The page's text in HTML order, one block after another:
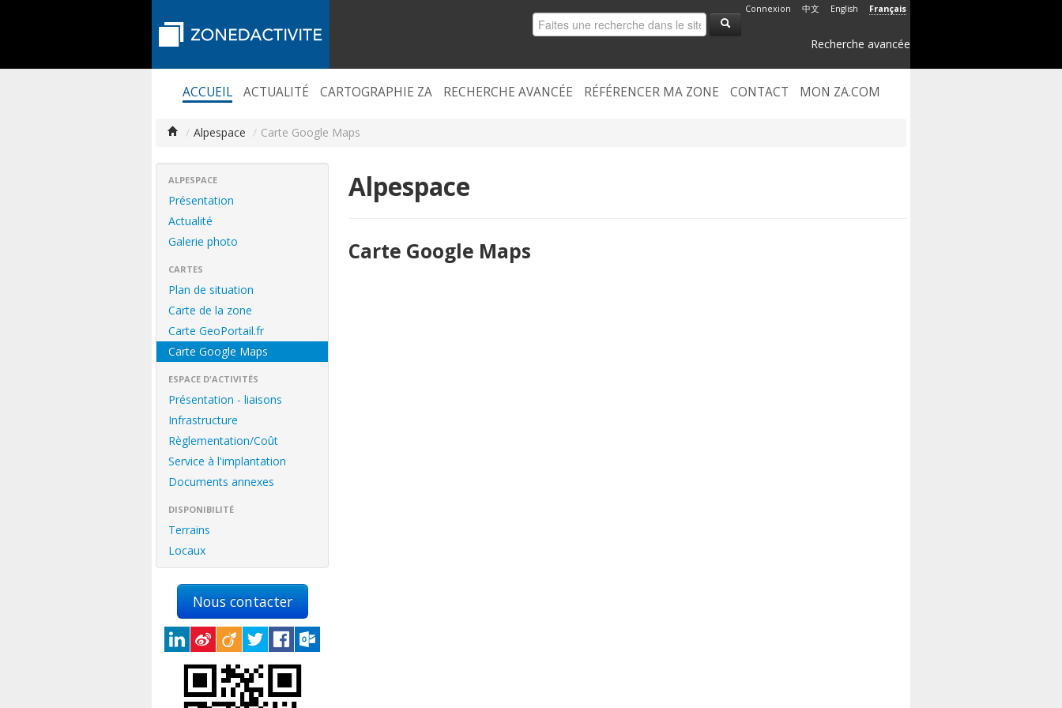
Connexion 中文 English Français
Recherche avancée
ACCUEIL ACTUALITÉ CARTOGRAPHIE ZA RECHERCHE AVANCÉE RÉFÉRENCER MA ZONE CONTACT MON ZA.COM
/ Alpespace / Carte Google Maps
ALPESPACE
Présentation
Actualité
Galerie photo
CARTES
Plan de situation
Carte de la zone
Carte GeoPortail.fr
Carte Google Maps
ESPACE D'ACTIVITÉS
Présentation - liaisons
Infrastructure
Règlementation/Coût
Service à l'implantation
Documents annexes
DISPONIBILITÉ
Terrains
Locaux
Nous contacter
Alpespace
Carte Google Maps